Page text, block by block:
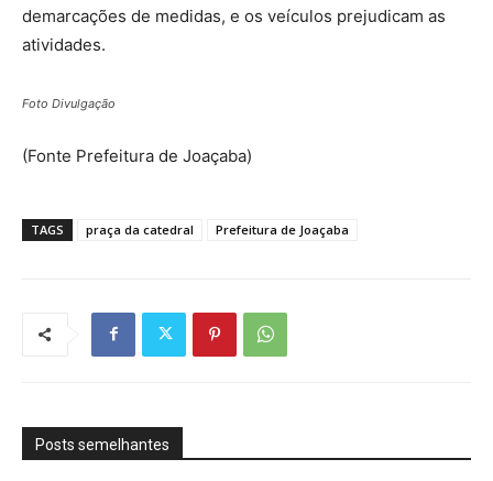
demarcações de medidas, e os veículos prejudicam as
atividades.
Foto Divulgação
(Fonte Prefeitura de Joaçaba)
TAGS praça da catedral Prefeitura de Joaçaba
Posts semelhantes